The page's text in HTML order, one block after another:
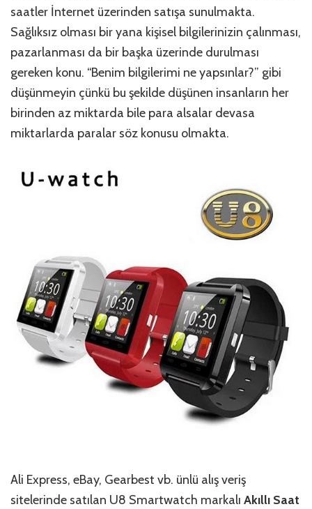
saatler İnternet üzerinden satışa sunulmakta.
Sağlıksız olması bir yana kişisel bilgilerinizin çalınması,
pazarlanması da bir başka üzerinde durulması
gereken konu. “Benim bilgilerimi ne yapsınlar?” gibi
düşünmeyin çünkü bu şekilde düşünen insanların her
birinden az miktarda bile para alsalar devasa
miktarlarda paralar söz konusu olmakta.
Ali Express, eBay, Gearbest vb. ünlü alış veriş
sitelerinde satılan U8 Smartwatch markalı Akıllı Saat